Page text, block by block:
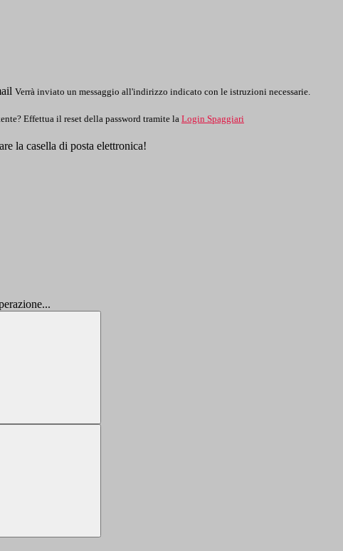
Verrà inviato un messaggio all'indirizzo indicato con le istruzioni necessarie.
Effettua il reset della password tramite la Login Spaggiari
la casella di posta elettronica!